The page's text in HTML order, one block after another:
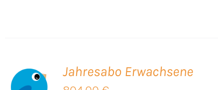
Jahresabo Erwachsene